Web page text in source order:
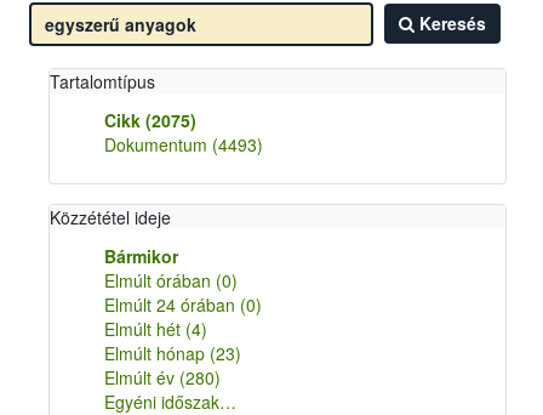
Keresés
Tartalomtípus
Cikk (2075)
Dokumentum (4493)
Közzététel ideje
Bármikor
Elmúlt órában (0)
Elmúlt 24 órában (0)
Elmúlt hét (4)
Elmúlt hónap (23)
Elmúlt év (280)
Egyéni időszak…